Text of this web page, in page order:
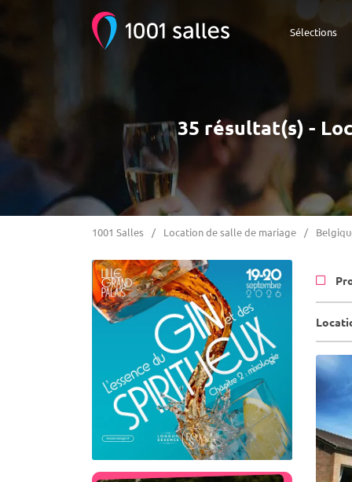
Sélections
35 résultat(s) -
1001 Salles Location de salle de mariage